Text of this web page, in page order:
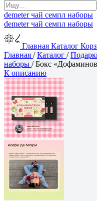
demeterчай семпл наборы
demeterчай семпл наборы
Главная Каталог
Главная /Каталог /
наборы /Бокс
К описанию